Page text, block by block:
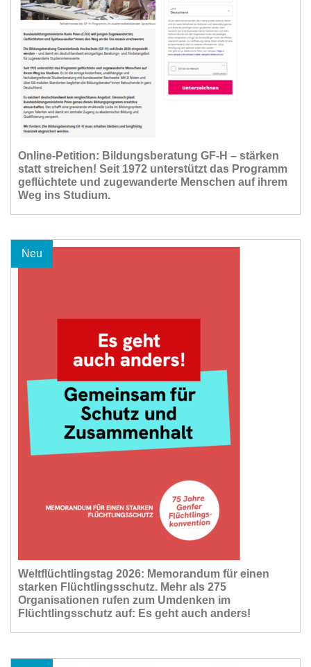
Online-Petition: Bildungsberatung GF-H – stärken
statt streichen! Seit 1972 unterstützt das Programm
geflüchtete und zugewanderte Menschen auf ihrem
Weg ins Studium.
Neu
Weltflüchtlingstag 2026: Memorandum für einen
starken Flüchtlingsschutz. Mehr als 275
Organisationen rufen zum Umdenken im
Flüchtlingsschutz auf: Es geht auch anders!